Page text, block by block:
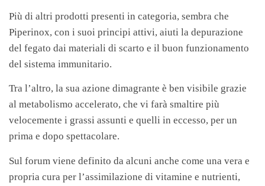
Più di altri prodotti presenti in categoria, sembra che
Piperinox, con i suoi principi attivi, aiuti la depurazione
del fegato dai materiali di scarto e il buon funzionamento
del sistema immunitario.
Tra l’altro, la sua azione dimagrante è ben visibile grazie
al metabolismo accelerato, che vi farà smaltire più
velocemente i grassi assunti e quelli in eccesso, per un
prima e dopo spettacolare.
Sul forum viene definito da alcuni anche come una vera e
propria cura per l’assimilazione di vitamine e nutrienti,